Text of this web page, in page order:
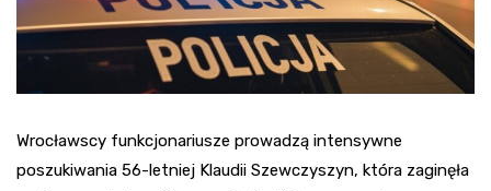
Wrocławscy funkcjonariusze prowadzą intensywne
poszukiwania 56-letniej Klaudii Szewczyszyn, która zaginęła